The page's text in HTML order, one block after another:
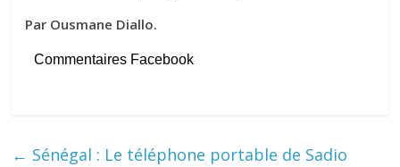
Par Ousmane Diallo.
Commentaires Facebook
← Sénégal : Le téléphone portable de Sadio